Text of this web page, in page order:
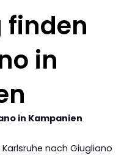
finden
in
in Kampanien
nach Giugliano